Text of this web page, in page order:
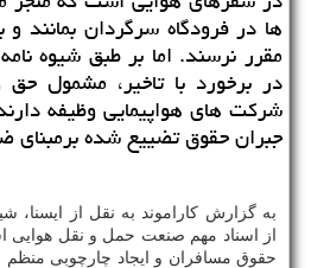
ها در فرودگاه سرگردان
مقرر نرسند. اما بر طبق شیوه
در برخورد با تاخیر، مشمول
شرکت های هواپیمایی وظیفه
جبران حقوق تضییع شده برمبنای
به گزارش کاراموند به نقل از ایسنا،
از اسناد مهم صنعت حمل و نقل هوایی
حقوق مسافران و ایجاد چارچوبی منظم